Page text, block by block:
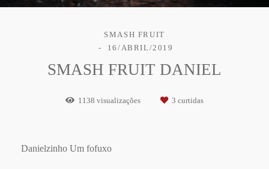
SMASH FRUIT
16/ABRIL/2019
SMASH FRUIT DANIEL
1138 visualizações 3 curtidas
Danielzinho Um fofuxo